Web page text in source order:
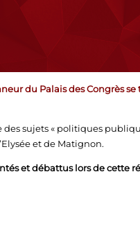
du Palais des Congrès
des sujets « politiques
et de Matignon.
et débattus lors de cette